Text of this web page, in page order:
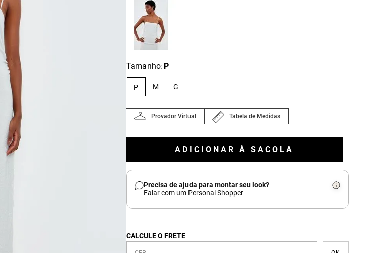
Tamanho: P
P M G
Provador Virtual Tabela de Medidas
ADICIONAR À SACOLA
Precisa de ajuda para montar seu look?
Falar com um Personal Shopper
CALCULE O FRETE